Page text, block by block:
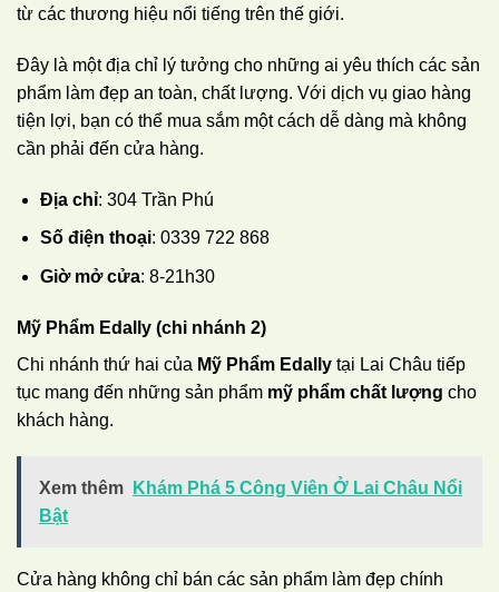
từ các thương hiệu nổi tiếng trên thế giới.
Đây là một địa chỉ lý tưởng cho những ai yêu thích các sản
phẩm làm đẹp an toàn, chất lượng. Với dịch vụ giao hàng
tiện lợi, bạn có thể mua sắm một cách dễ dàng mà không
cần phải đến cửa hàng.
Địa chỉ: 304 Trần Phú
Số điện thoại: 0339 722 868
Giờ mở cửa: 8-21h30
Mỹ Phẩm Edally (chi nhánh 2)
Chi nhánh thứ hai của Mỹ Phẩm Edally tại Lai Châu tiếp
tục mang đến những sản phẩm mỹ phẩm chất lượng cho
khách hàng.
Xem thêm
Khám Phá 5 Công Viên Ở Lai Châu Nổi
Bật
Cửa hàng không chỉ bán các sản phẩm làm đẹp chính